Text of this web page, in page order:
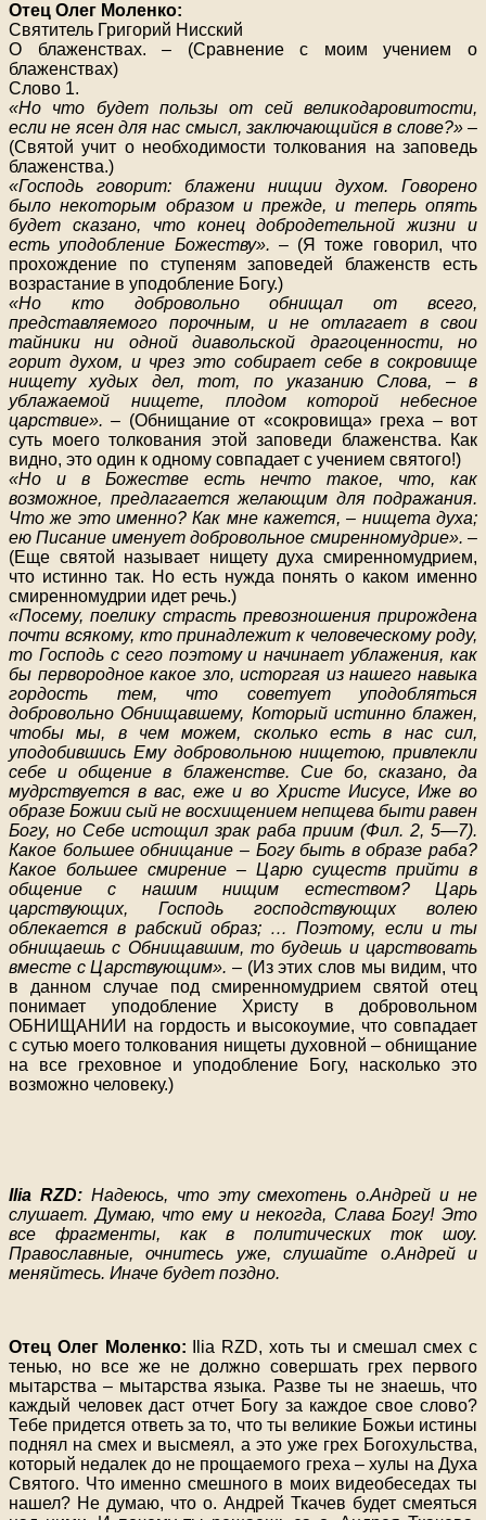
Отец Олег Моленко:
Святитель Григорий Нисский
О блаженствах. – (Сравнение с моим учением о
блаженствах)
Слово 1.
«Но что будет пользы от сей великодаровитости,
если не ясен для нас смысл, заключающийся в слове?»–
(Святой учит о необходимости толкования на заповедь
блаженства.)
«Господь говорит: блажени нищии духом. Говорено
было некоторым образом и прежде, и теперь опять
будет сказано, что конец добродетельной жизни и
есть уподобление Божеству». – (Я тоже говорил, что
прохождение по ступеням заповедей блаженств есть
возрастание в уподобление Богу.)
«Но кто добровольно обнищал от всего,
представляемого порочным, и не отлагает в свои
тайники ни одной диавольской драгоценности, но
горит духом, и чрез это собирает себе в сокровище
нищету худых дел, тот, по указанию Слова, – в
ублажаемой нищете, плодом которой небесное
царствие». – (Обнищание от «сокровища» греха – вот
суть моего толкования этой заповеди блаженства. Как
видно, это один к одному совпадает с учением святого!)
«Но и в Божестве есть нечто такое, что, как
возможное, предлагается желающим для подражания.
Что же это именно? Как мне кажется, – нищета духа;
ею Писание именует добровольное смиренномудрие». –
(Еще святой называет нищету духа смиренномудрием,
что истинно так. Но есть нужда понять о каком именно
смиренномудрии идет речь.)
«Посему, поелику страсть превозношения прирождена
почти всякому, кто принадлежит к человеческому роду,
то Господь с сего поэтому и начинает ублажения, как
бы первородное какое зло, исторгая из нашего навыка
гордость тем, что советует уподобляться
добровольно Обнищавшему, Который истинно блажен,
чтобы мы, в чем можем, сколько есть в нас сил,
уподобившись Ему добровольною нищетою, привлекли
себе и общение в блаженстве. Сие бо, сказано, да
мудрствуется в вас, еже и во Христе Иисусе, Иже во
образе Божии сый не восхищением непщева быти равен
Богу, но Себе истощил зрак раба приим (Фил. 2, 5—7).
Какое большее обнищание – Богу быть в образе раба?
Какое большее смирение – Царю существ прийти в
общение с нашим нищим естеством? Царь
царствующих, Господь господствующих волею
облекается в рабский образ; … Поэтому, если и ты
обнищаешь с Обнищавшим, то будешь и царствовать
вместе с Царствующим». – (Из этих слов мы видим, что
в данном случае под смиренномудрием святой отец
понимает уподобление Христу в добровольном
ОБНИЩАНИИ на гордость и высокоумие, что совпадает
с сутью моего толкования нищеты духовной – обнищание
на все греховное и уподобление Богу, насколько это
возможно человеку.)
Ilia RZD:Надеюсь, что эту смехотень о.Андрей и не
слушает. Думаю, что ему и некогда, Слава Богу! Это
все фрагменты, как в политических ток шоу.
Православные, очнитесь уже, слушайте о.Андрей и
меняйтесь. Иначе будет поздно.
Отец Олег Моленко: Ilia RZD, хоть ты и смешал смех с
тенью, но все же не должно совершать грех первого
мытарства – мытарства языка. Разве ты не знаешь, что
каждый человек даст отчет Богу за каждое свое слово?
Тебе придется ответь за то, что ты великие Божьи истины
поднял на смех и высмеял, а это уже грех Богохульства,
который недалек до не прощаемого греха – хулы на Духа
Святого. Что именно смешного в моих видеобеседах ты
нашел? Не думаю, что о. Андрей Ткачев будет смеяться